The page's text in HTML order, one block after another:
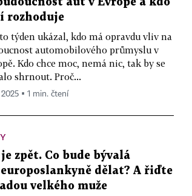
aut v Evropě a kdo
rozhoduje
týden ukázal, kdo má opravdu vliv na
automobilového průmyslu v
Kdo chce moc, nemá nic, tak by se
shrnout. Proč...
2025 ▪ 1 min. čtení
zpět. Co bude bývalá
dělat? A řiďte
velkého muže